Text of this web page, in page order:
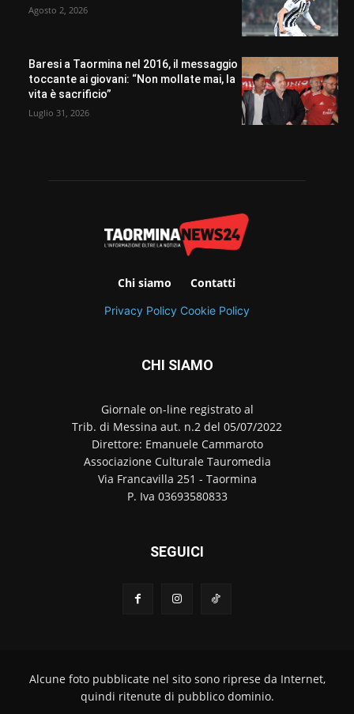
Agosto 2, 2026
Baresi a Taormina nel 2016, il messaggio
toccante ai giovani: “Non mollate mai, la
vita è sacrificio”
Luglio 31, 2026
Chi siamo Contatti
Privacy Policy Cookie Policy
CHI SIAMO
Giornale on-line registrato al
Trib. di Messina aut. n.2 del 05/07/2022
Direttore: Emanuele Cammaroto
Associazione Culturale Tauromedia
Via Francavilla 251 - Taormina
P. Iva 03693580833
SEGUICI
Alcune foto pubblicate nel sito sono riprese da Internet,
quindi ritenute di pubblico dominio.